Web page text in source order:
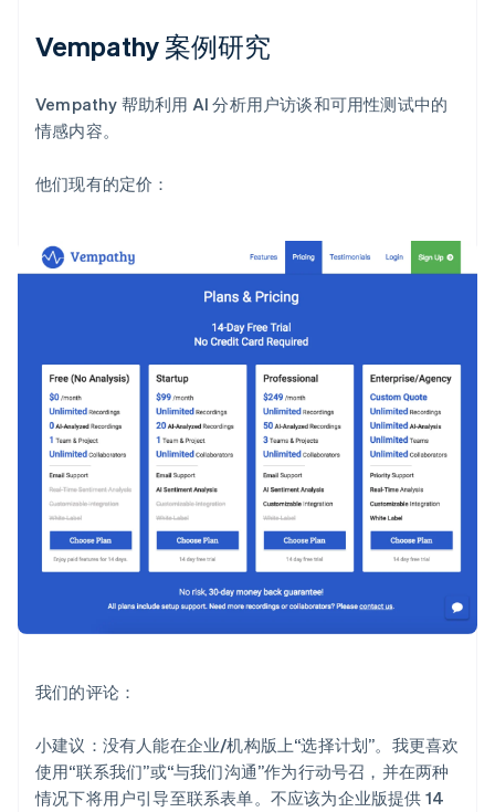
Vempathy 案例研究
Vempathy 帮助利用 AI 分析用户访谈和可用性测试中的
情感内容。
他们现有的定价：
我们的评论：
小建议：没有人能在企业/机构版上“选择计划”。我更喜欢
使用“联系我们”或“与我们沟通”作为行动号召，并在两种
情况下将用户引导至联系表单。不应该为企业版提供 14